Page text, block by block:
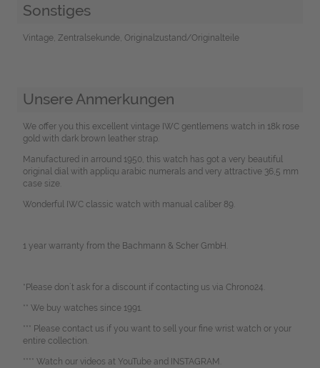
Sonstiges
Vintage, Zentralsekunde, Originalzustand/Originalteile
Unsere Anmerkungen
We offer you this excellent vintage IWC gentlemens watch in 18k rose
gold with dark brown leather strap.
Manufactured in arround 1950, this watch has got a very beautiful
original dial with appliqu arabic numerals and very attractive 36,5 mm
case size.
Wonderful IWC classic watch with manual caliber 89.
1 year warranty from the Bachmann & Scher GmbH.
*Please don`t ask for a discount if contacting us via Chrono24.
** We buy watches since 1991.
*** Please contact us if you want to sell your fine wrist watch or your
entire collection.
**** Watch our videos at YouTube and INSTAGRAM.